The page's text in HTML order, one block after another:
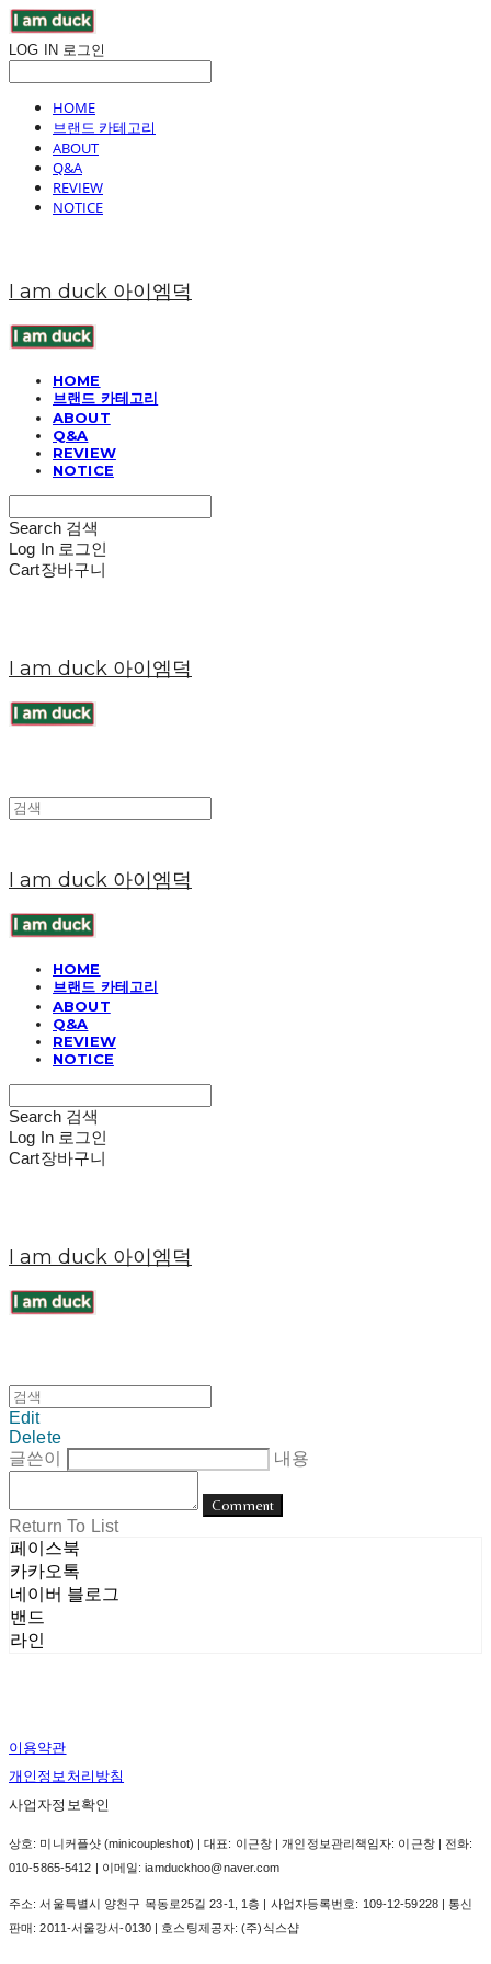
LOG IN 로그인
HOME
브랜드 카테고리
ABOUT
Q&A
REVIEW
NOTICE
I am duck 아이엠덕
HOME
브랜드 카테고리
ABOUT
Q&A
REVIEW
NOTICE
Search 검색
Log In 로그인
Cart장바구니
I am duck 아이엠덕
I am duck 아이엠덕
HOME
브랜드 카테고리
ABOUT
Q&A
REVIEW
NOTICE
Search 검색
Log In 로그인
Cart장바구니
I am duck 아이엠덕
Edit
Delete
글쓴이
내용
Comment
Return To List
페이스북
카카오톡
네이버 블로그
밴드
라인
이용약관
개인정보처리방침
사업자정보확인
상호: 미니커플샷 (minicoupleshot) | 대표: 이근창 | 개인정보관리책임자: 이근창 | 전화:
010-5865-5412 | 이메일: iamduckhoo@naver.com
주소: 서울특별시 양천구 목동로25길 23-1, 1층 | 사업자등록번호: 109-12-59228| 통신
판매:2011-서울강서-0130 | 호스팅제공자: (주)식스샵